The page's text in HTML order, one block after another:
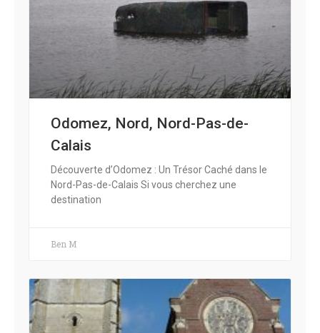
Odomez, Nord, Nord-Pas-de-
Calais
Découverte d’Odomez : Un Trésor Caché dans le
Nord-Pas-de-Calais Si vous cherchez une
destination
Ben M